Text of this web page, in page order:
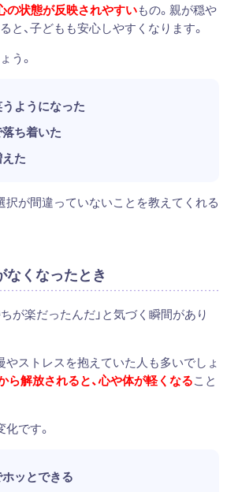
の状態が反映されやすいもの。親が穏や
と、子どもも安心しやすくなります。
う。
ようになった
ち着いた
た
択が間違っていないことを教えてくれる
くなったとき
が楽だったんだ」と気づく瞬間があり
やストレスを抱えていた人も多いでしょ
ら解放されると、心や体が軽くなること
です。
ッとできる